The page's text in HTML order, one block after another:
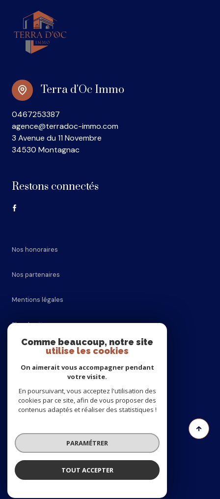
Terra d'Oc Immo
0467253387
agence@terradoc-immo.com
3 Avenue du 11 Novembre
34530 Montagnac
Restons connectés
Nos honoraires
Nos partenaires
Mentions légales
Plan du site
Cookies
© 2026 | Tous droits réservés
Réalisé par
Comme beaucoup, notre site
utilise les cookies
On aimerait vous accompagner pendant
votre visite.
En poursuivant, vous acceptez l'utilisation des
cookies par ce site, afin de vous proposer des
contenus adaptés et réaliser des statistiques !
PARAMÉTRER
TOUT ACCEPTER